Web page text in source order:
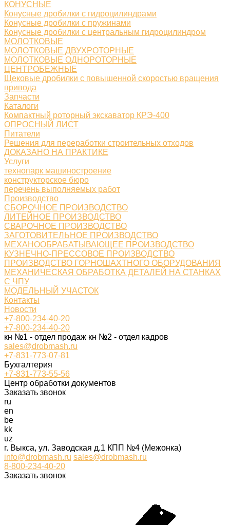
КОНУСНЫЕ
Конусные дробилки с гидроцилиндрами
Конусные дробилки с пружинами
Конусные дробилки с центральным гидроцилиндром
МОЛОТКОВЫЕ
МОЛОТКОВЫЕ ДВУХРОТОРНЫЕ
МОЛОТКОВЫЕ ОДНОРОТОРНЫЕ
ЦЕНТРОБЕЖНЫЕ
Щековые дробилки с повышенной скоростью вращения
привода
Запчасти
Каталоги
Компактный роторный экскаватор КРЭ-400
ОПРОСНЫЙ ЛИСТ
Питатели
Решения для переработки строительных отходов
ДОКАЗАНО НА ПРАКТИКЕ
Услуги
технопарк машиностроение
конструкторское бюро
перечень выполняемых работ
Производство
СБОРОЧНОЕ ПРОИЗВОДСТВО
ЛИТЕЙНОЕ ПРОИЗВОДСТВО
СВАРОЧНОЕ ПРОИЗВОДСТВО
ЗАГОТОВИТЕЛЬНОЕ ПРОИЗВОДСТВО
МЕХАНООБРАБАТЫВАЮЩЕЕ ПРОИЗВОДСТВО
КУЗНЕЧНО-ПРЕССОВОЕ ПРОИЗВОДСТВО
ПРОИЗВОДСТВО ГОРНОШАХТНОГО ОБОРУДОВАНИЯ
МЕХАНИЧЕСКАЯ ОБРАБОТКА ДЕТАЛЕЙ НА СТАНКАХ
С ЧПУ
МОДЕЛЬНЫЙ УЧАСТОК
Контакты
Новости
+7-800-234-40-20
+7-800-234-40-20
кн №1 - отдел продаж кн №2 - отдел кадров
sales@drobmash.ru
+7-831-773-07-81
Бухгалтерия
+7-831-773-55-56
Центр обработки документов
Заказать звонок
ru
en
be
kk
uz
г. Выкса, ул. Заводская д.1 КПП №4 (Межонка)
info@drobmash.ru sales@drobmash.ru
8-800-234-40-20
Заказать звонок